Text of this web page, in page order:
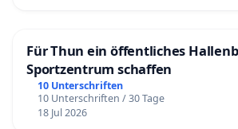
Für Thun ein öffentliches
Sportzentrum schaffen
10 Unterschriften
10 Unterschriften / 30 Tage
18 Jul 2026